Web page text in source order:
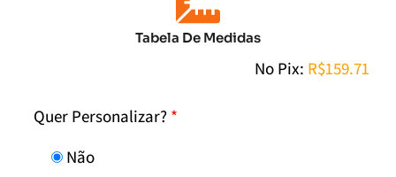
Tabela De Medidas
No Pix: R$159.71
Quer Personalizar? *
Não